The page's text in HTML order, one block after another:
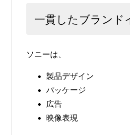
一貫したブランド
ソニーは、
製品デザイン
パッケージ
広告
映像表現